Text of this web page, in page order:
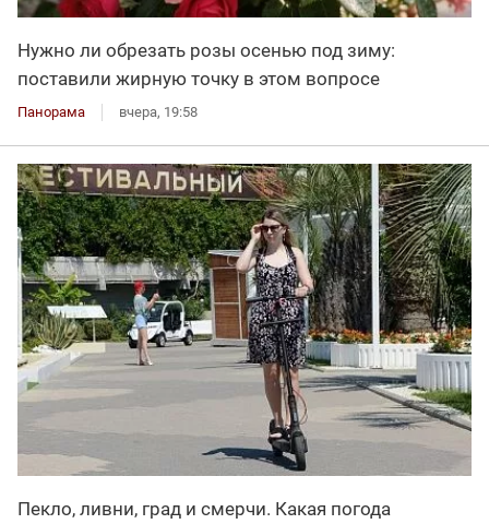
Нужно ли обрезать розы осенью под зиму:
поставили жирную точку в этом вопросе
Панорама вчера, 19:58
Пекло, ливни, град и смерчи. Какая погода